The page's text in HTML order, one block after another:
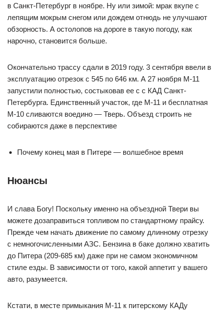
в Санкт-Петербург в ноябре. Ну или зимой: мрак вкупе с
лепящим мокрым снегом или дождем отнюдь не улучшают
обзорность. А остолопов на дороге в такую погоду, как
нарочно, становится больше.
Окончательно трассу сдали в 2019 году. 3 сентября ввели в
эксплуатацию отрезок с 545 по 646 км. А 27 ноября М-11
запустили полностью, состыковав ее с с КАД Санкт-
Петербурга. Единственный участок, где М-11 и бесплатная
М-10 сливаются воедино — Тверь. Объезд строить не
собираются даже в перспективе
Почему конец мая в Питере — волшебное время
Нюансы
И слава Богу! Поскольку именно на объездной Твери вы
можете дозаправиться топливом по стандартному прайсу.
Прежде чем начать движение по самому длинному отрезку
с немногочисленными АЗС. Бензина в баке должно хватить
до Питера (209-685 км) даже при не самом экономичном
стиле езды. В зависимости от того, какой аппетит у вашего
авто, разумеется.
Кстати, в месте примыкания М-11 к питерскому КАДу